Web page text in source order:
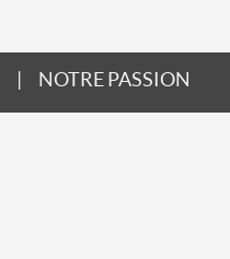
NOTRE PASSION